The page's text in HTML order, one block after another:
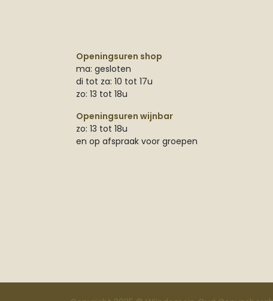
Openingsuren shop
ma: gesloten
di tot za: 10 tot 17u
zo: 13 tot 18u
Openingsuren wijnbar
zo: 13 tot 18u
en op afspraak voor groepen